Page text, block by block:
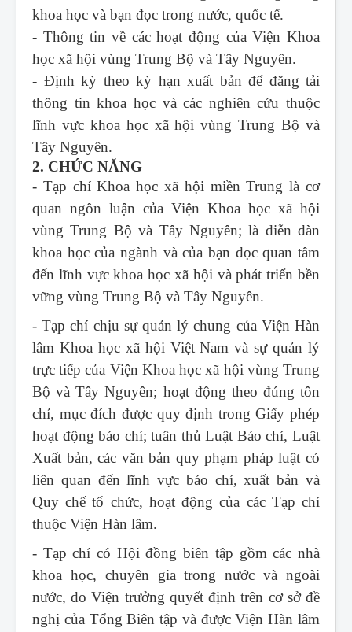
khoa học và bạn đọc trong nước, quốc tế.
- Thông tin về các hoạt động của Viện Khoa
học xã hội vùng Trung Bộ và Tây Nguyên.
- Định kỳ theo kỳ hạn xuất bản để đăng tải
thông tin khoa học và các nghiên cứu thuộc
lĩnh vực khoa học xã hội vùng Trung Bộ và
Tây Nguyên.
2. CHỨC NĂNG
- Tạp chí Khoa học xã hội miền Trung là cơ
quan ngôn luận của Viện Khoa học xã hội
vùng Trung Bộ và Tây Nguyên; là diễn đàn
khoa học của ngành và của bạn đọc quan tâm
đến lĩnh vực khoa học xã hội và phát triển bền
vững vùng Trung Bộ và Tây Nguyên.
- Tạp chí chịu sự quản lý chung của Viện Hàn
lâm Khoa học xã hội Việt Nam và sự quản lý
trực tiếp của Viện Khoa học xã hội vùng Trung
Bộ và Tây Nguyên; hoạt động theo đúng tôn
chỉ, mục đích được quy định trong Giấy phép
hoạt động báo chí; tuân thủ Luật Báo chí, Luật
Xuất bản, các văn bản quy phạm pháp luật có
liên quan đến lĩnh vực báo chí, xuất bản và
Quy chế tổ chức, hoạt động của các Tạp chí
thuộc Viện Hàn lâm.
- Tạp chí có Hội đồng biên tập gồm các nhà
khoa học, chuyên gia trong nước và ngoài
nước, do Viện trưởng quyết định trên cơ sở đề
nghị của Tổng Biên tập và được Viện Hàn lâm